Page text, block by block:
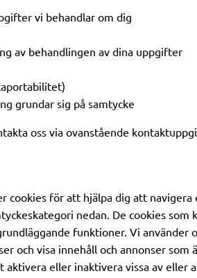
vi behandlar om dig
av behandlingen av dina uppgifter
grundar sig på samtycke
oss via ovanstående
cookies för att hjälpa dig att
nedan. De cookies
funktioner. Vi använder
och visa innehåll och annonser
aktivera eller inaktivera vissa av eller